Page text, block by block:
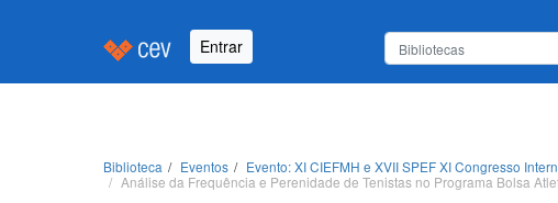
Entrar
Biblioteca Eventos
Evento: XI CIEFMH e XVII SPEF XI Congresso
Análise da Frequência e Perenidade de Tenistas no Programa Bolsa